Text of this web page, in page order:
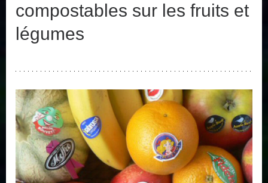
compostables sur les fruits et
légumes